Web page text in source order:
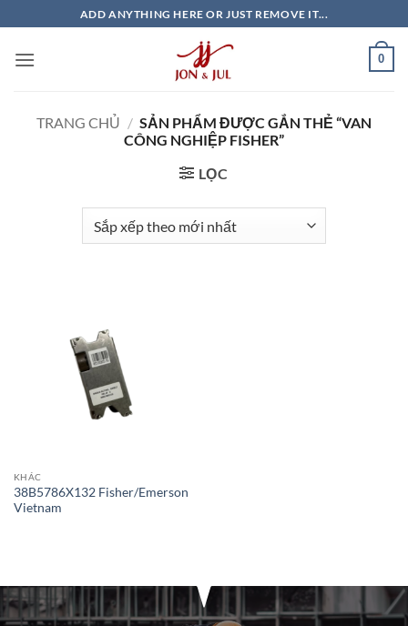
qua
nội
ADD ANYTHING HERE OR JUST REMOVE IT...
0
TRANG CHỦ / SẢN PHẨM ĐƯỢC GẮN THẺ “VAN
CÔNG NGHIỆP FISHER”
LỌC
KHÁC
38B5786X132 Fisher/Emerson
Vietnam